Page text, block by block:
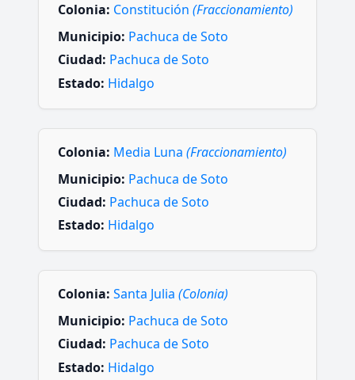
Colonia: Constitución (Fraccionamiento)
Municipio: Pachuca de Soto
Ciudad: Pachuca de Soto
Estado: Hidalgo
Colonia: Media Luna (Fraccionamiento)
Municipio: Pachuca de Soto
Ciudad: Pachuca de Soto
Estado: Hidalgo
Colonia: Santa Julia (Colonia)
Municipio: Pachuca de Soto
Ciudad: Pachuca de Soto
Estado: Hidalgo